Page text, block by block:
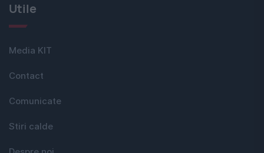
Utile
Media KIT
Contact
Comunicate
Stiri calde